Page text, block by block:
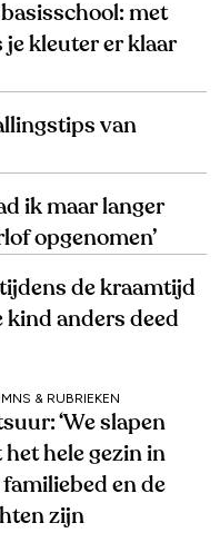
met
je kleuter er klaar
van
ik maar langer
opgenomen’
de kraamtijd
anders deed
& RUBRIEKEN
‘We slapen
het hele gezin in
familiebed en de
zijn